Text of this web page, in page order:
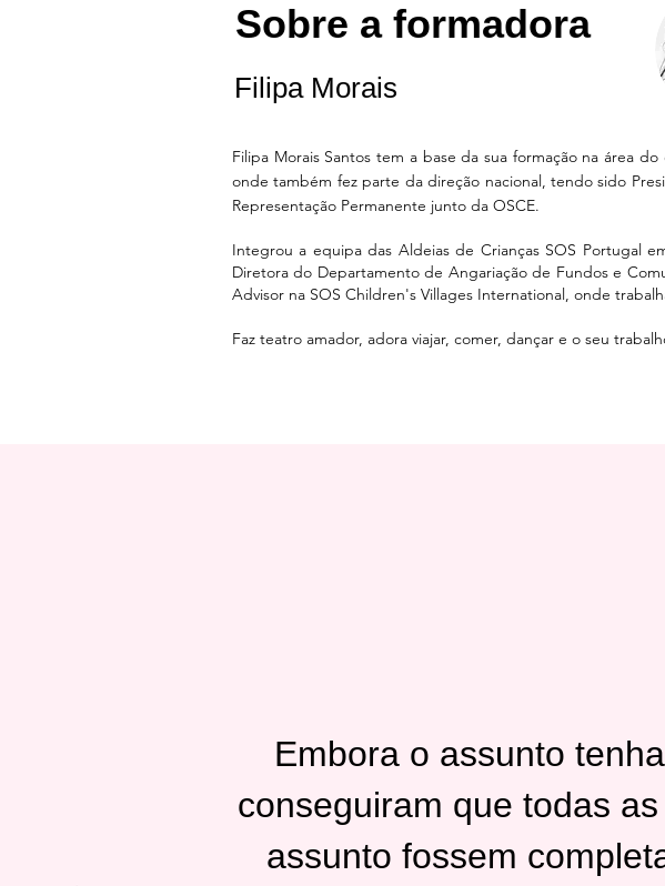
Sobre a formadora
Filipa Morais
Filipa Morais Santos tem a base da sua formação na área
onde também fez parte da direção nacional, tendo sido
Representação Permanente junto da OSCE.
Integrou a equipa das Aldeias de Crianças SOS Portugal
Diretora do Departamento de Angariação de Fundos e
Advisor na SOS Children's Villages International, onde
Faz teatro amador, adora viajar, comer, dançar e o seu
Embora o assunto
conseguiram que todas
assunto fossem